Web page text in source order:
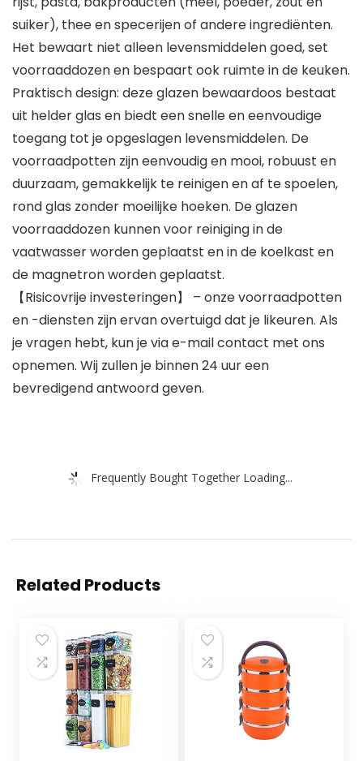
suiker), thee en specerijen of andere ingrediënten.
Het bewaart niet alleen levensmiddelen goed, set
voorraaddozen en bespaart ook ruimte in de keuken.
Praktisch design: deze glazen bewaardoos bestaat
uit helder glas en biedt een snelle en eenvoudige
toegang tot je opgeslagen levensmiddelen. De
voorraadpotten zijn eenvoudig en mooi, robuust en
duurzaam, gemakkelijk te reinigen en af te spoelen,
rond glas zonder moeilijke hoeken. De glazen
voorraaddozen kunnen voor reiniging in de
vaatwasser worden geplaatst en in de koelkast en
de magnetron worden geplaatst.
【Risicovrije investeringen】 – onze voorraadpotten
en -diensten zijn ervan overtuigd dat je likeuren. Als
je vragen hebt, kun je via e-mail contact met ons
opnemen. Wij zullen je binnen 24 uur een
bevredigend antwoord geven.
Frequently Bought Together Loading...
Related Products